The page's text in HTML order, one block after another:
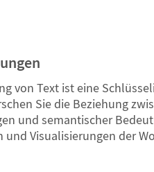
von Text ist eine
Sie die Beziehung
und semantischer
Visualisierungen der